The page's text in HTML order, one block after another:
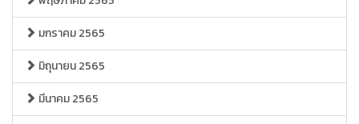
มกราคม 2565
มิถุนายน 2565
มีนาคม 2565